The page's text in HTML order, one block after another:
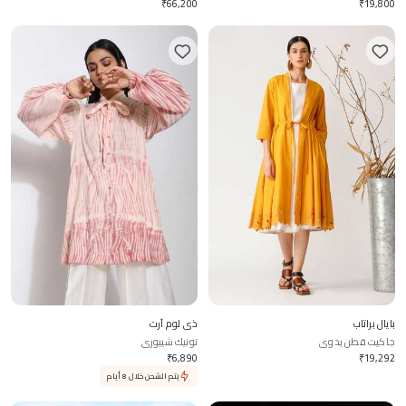
₹19,800
₹66,200
بايال براتاب
جاكيت قطن يدوي
₹19,292
ذي لوم آرت
تونيك شيبوري
₹6,890
يتم الشحن خلال 8 أيام